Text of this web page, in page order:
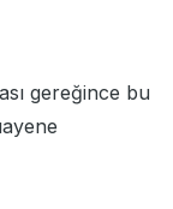
gereğince bu